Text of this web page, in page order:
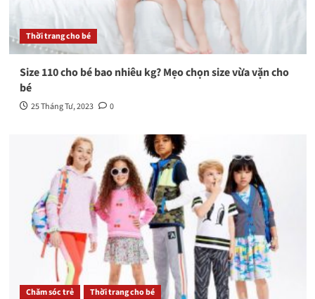
Thời trang cho bé
Size 110 cho bé bao nhiêu kg? Mẹo chọn size vừa vặn cho
bé
25 Tháng Tư, 2023 0
Chăm sóc trẻ Thời trang cho bé